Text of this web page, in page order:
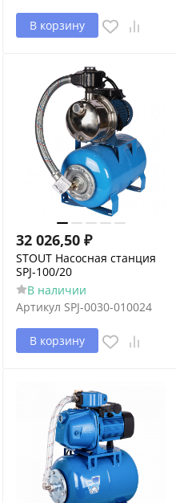
В корзину
32 026,50 ₽
STOUT Насосная станция
SPJ-100/20
В наличии
Артикул SPJ-0030-010024
В корзину